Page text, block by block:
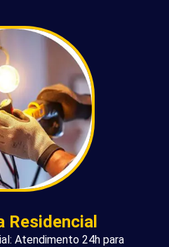
Residencial
Atendimento 24h para